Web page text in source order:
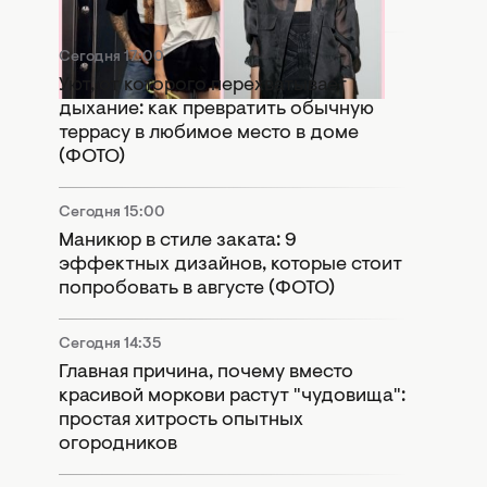
Сегодня 17:00
Уют, от которого перехватывает
дыхание: как превратить обычную
террасу в любимое место в доме
(ФОТО)
Сегодня 15:00
Маникюр в стиле заката: 9
эффектных дизайнов, которые стоит
попробовать в августе (ФОТО)
Сегодня 14:35
Главная причина, почему вместо
красивой моркови растут "чудовища":
простая хитрость опытных
огородников